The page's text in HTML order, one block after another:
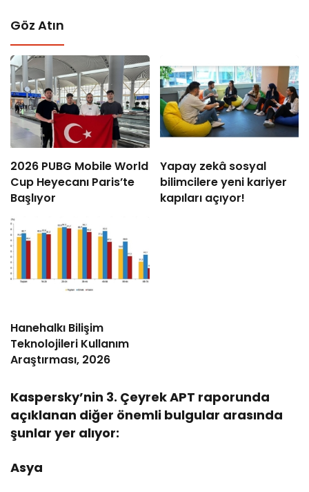
Göz Atın
2026 PUBG Mobile World
Cup Heyecanı Paris’te
Başlıyor
Yapay zekâ sosyal
bilimcilere yeni kariyer
kapıları açıyor!
Hanehalkı Bilişim
Teknolojileri Kullanım
Araştırması, 2026
Kaspersky’nin 3. Çeyrek APT raporunda
açıklanan diğer önemli bulgular arasında
şunlar yer alıyor:
Asya